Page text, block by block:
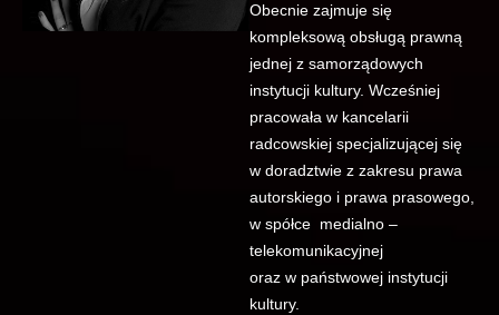
Obecnie zajmuje się
kompleksową obsługą prawną
jednej z samorządowych
instytucji kultury. Wcześniej
pracowała w kancelarii
radcowskiej specjalizującej się
w doradztwie z zakresu prawa
autorskiego i prawa prasowego,
w spółce medialno –
telekomunikacyjnej
oraz w państwowej instytucji
kultury.